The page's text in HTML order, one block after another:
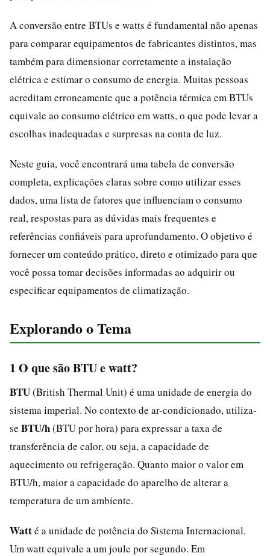
A conversão entre BTUs e watts é fundamental não apenas
para comparar equipamentos de fabricantes distintos, mas
também para dimensionar corretamente a instalação
elétrica e estimar o consumo de energia. Muitas pessoas
acreditam erroneamente que a potência térmica em BTUs
equivale ao consumo elétrico em watts, o que pode levar a
escolhas inadequadas e surpresas na conta de luz.
Neste guia, você encontrará uma tabela de conversão
completa, explicações claras sobre como utilizar esses
dados, uma lista de fatores que influenciam o consumo
real, respostas para as dúvidas mais frequentes e
referências confiáveis para aprofundamento. O objetivo é
fornecer um conteúdo prático, direto e otimizado para que
você possa tomar decisões informadas ao adquirir ou
especificar equipamentos de climatização.
Explorando o Tema
1 O que são BTU e watt?
BTU(British Thermal Unit) é uma unidade de energia do
sistema imperial. No contexto de ar-condicionado, utiliza-
se BTU/h(BTU por hora) para expressar a taxa de
transferência de calor, ou seja, a capacidade de
aquecimento ou refrigeração. Quanto maior o valor em
BTU/h, maior a capacidade do aparelho de alterar a
temperatura de um ambiente.
Watté a unidade de potência do Sistema Internacional.
Um watt equivale a um joule por segundo. Em